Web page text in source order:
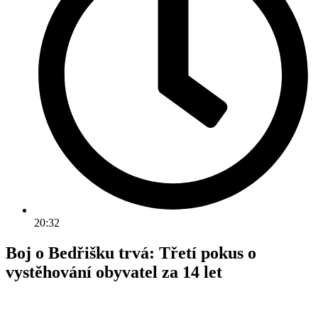
20:32
Boj o Bedřišku trvá: Třetí pokus o
vystěhování obyvatel za 14 let